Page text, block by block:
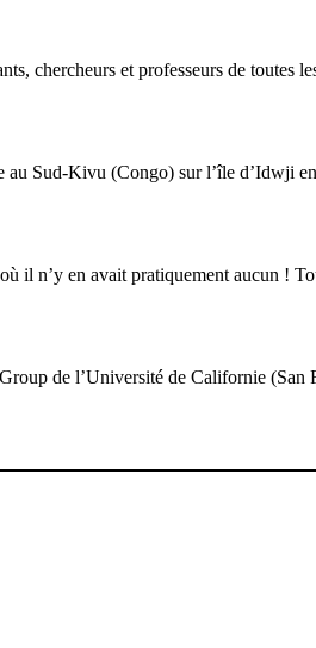
chercheurs et professeurs de toutes
Sud-Kivu (Congo) sur l’île d’Idwji
il n’y en avait pratiquement aucun !
de l’Université de Californie